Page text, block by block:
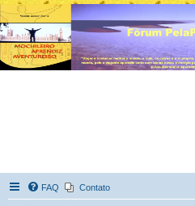
FAQ Contato